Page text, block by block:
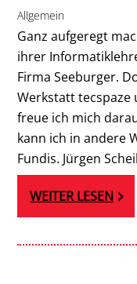
Allgemein
Ganz aufgeregt
ihrer
Firma Seeburger.
Werkstatt tecspaze
freue ich mich
kann ich in andere
Fundis. Jürgen
WEITER LESEN